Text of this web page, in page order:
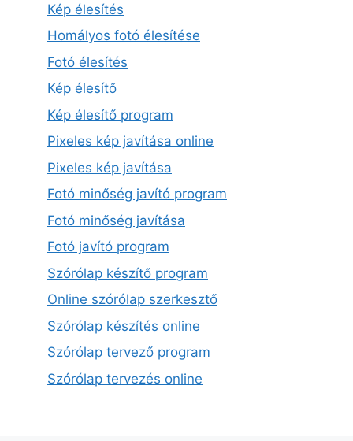
Kép élesítés
Homályos fotó élesítése
Fotó élesítés
Kép élesítő
Kép élesítő program
Pixeles kép javítása online
Pixeles kép javítása
Fotó minőség javító program
Fotó minőség javítása
Fotó javító program
Szórólap készítő program
Online szórólap szerkesztő
Szórólap készítés online
Szórólap tervező program
Szórólap tervezés online